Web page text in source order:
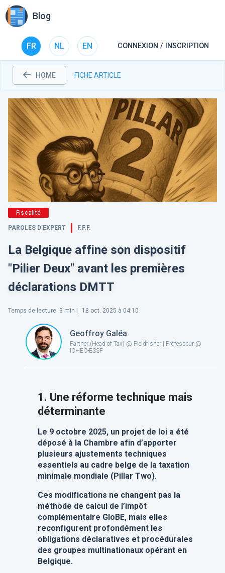
Blog
FR NL EN CONNEXION / INSCRIPTION
HOME FICHE ARTICLE
Fiscalité
PAROLES D’EXPERT F.F.F.
La Belgique affine son dispositif
"Pilier Deux" avant les premières
déclarations DMTT
Temps de lecture: 3 min | 18 oct. 2025 à 04:10
Geoffroy Galéa
Partner (Head of Tax) @ Fieldfisher | Professeur @
ICHEC-ESSF
1. Une réforme technique mais
déterminante
Le 9 octobre 2025, un projet de loi a été
déposé à la Chambre afin d’apporter
plusieurs ajustements techniques
essentiels au cadre belge de la taxation
minimale mondiale (Pillar Two).
Ces modifications ne changent pas la
méthode de calcul de l’impôt
complémentaire GloBE, mais elles
reconfigurent profondément les
obligations déclaratives et procédurales
des groupes multinationaux opérant en
Belgique.